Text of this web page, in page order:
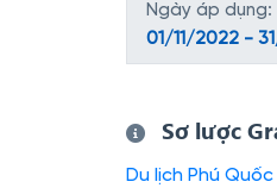
Ngày áp dụng:
01/11/2022 -
Sơ lược
Du lịch Phú Quốc